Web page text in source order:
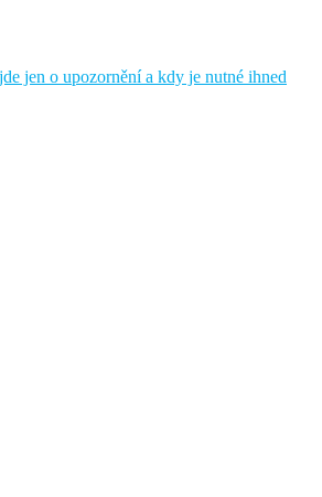
jen o upozornění a kdy je nutné ihned